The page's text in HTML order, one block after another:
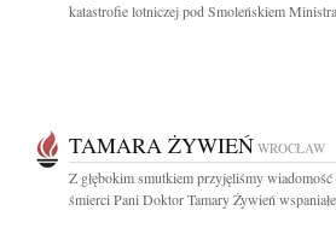
katastrofie lotniczej pod Smoleńskiem
TAMARA ŻYWIEŃ WROCŁAW
Z głębokim smutkiem przyjęliśmy wiadomość
śmierci Pani Doktor Tamary Żywień